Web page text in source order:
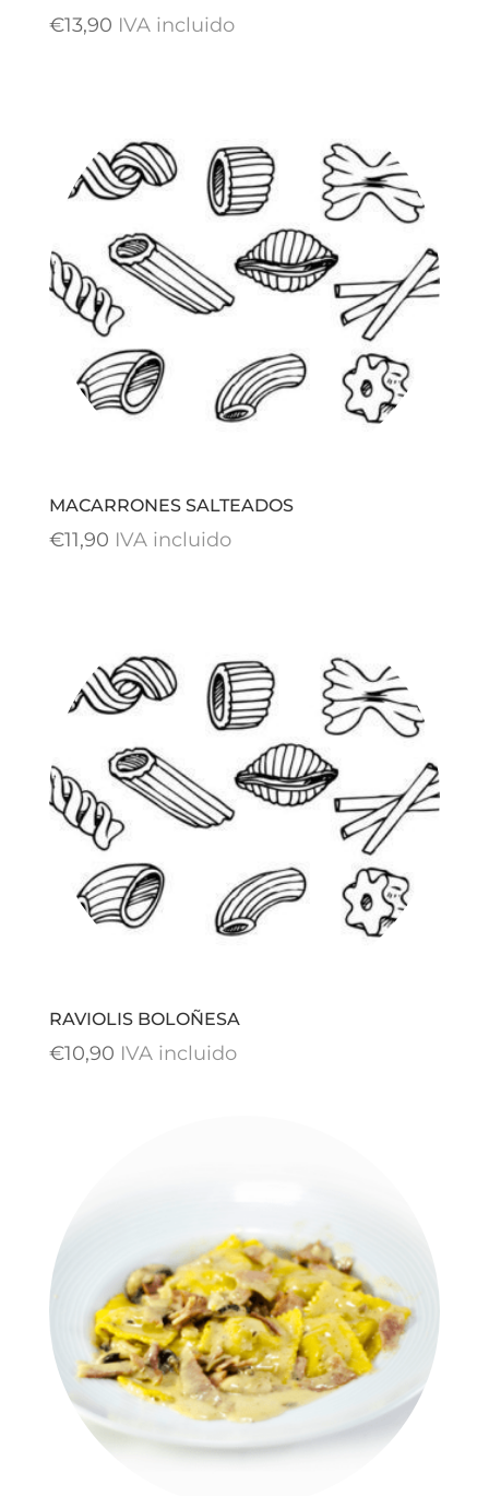
€13,90 IVA incluido
MACARRONES SALTEADOS
€11,90 IVA incluido
RAVIOLIS BOLOÑESA
€10,90 IVA incluido